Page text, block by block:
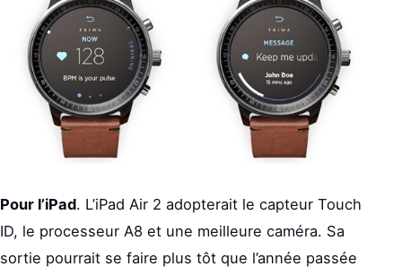
Pour l’iPad. L’iPad Air 2 adopterait le capteur Touch
ID, le processeur A8 et une meilleure caméra. Sa
sortie pourrait se faire plus tôt que l’année passée